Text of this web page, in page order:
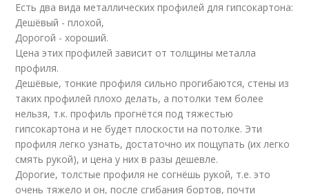
Есть два вида металлических профилей для гипсокартона:
Дешёвый - плохой,
Дорогой - хороший.
Цена этих профилей зависит от толщины металла
профиля.
Дешёвые, тонкие профиля сильно прогибаются, стены из
таких профилей плохо делать, а потолки тем более
нельзя, т.к. профиль прогнётся под тяжестью
гипсокартона и не будет плоскости на потолке. Эти
профиля легко узнать, достаточно их пощупать (их легко
смять рукой), и цена у них в разы дешевле.
Дорогие, толстые профиля не согнёшь рукой, т.е. это
очень тяжело и он, после сгибания бортов, почти